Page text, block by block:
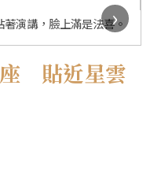
演講，臉上滿是法喜。
›
座 貼近星雲